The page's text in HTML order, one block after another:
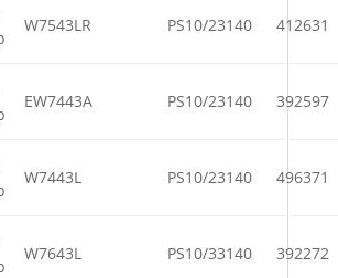
W7543LR PS10/23140 412631
EW7443A PS10/23140 392597
W7443L PS10/23140 496371
W7643L PS10/33140 392272